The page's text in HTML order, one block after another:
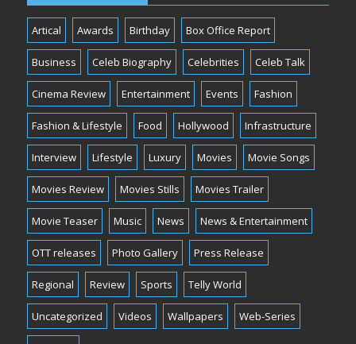
Artical Awards Birthday Box Office Report
Business Celeb Biography Celebrities Celeb Talk
Cinema Review Entertainment Events Fashion
Fashion & Lifestyle Food Hollywood Infrastructure
Interview Lifestyle Luxury Movies Movie Songs
Movies Review Movies Stills Movies Trailer
Movie Teaser Music News News & Entertainment
OTT releases Photo Gallery Press Release
Regional Review Sports Telly World
Uncategorized Videos Wallpapers Web-Series